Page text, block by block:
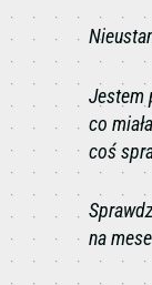
Jestem
co
coś
na